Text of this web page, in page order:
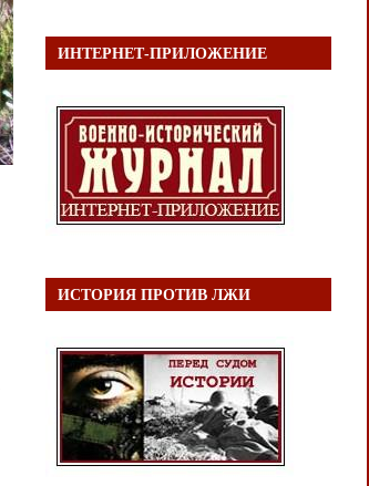
ИНТЕРНЕТ-ПРИЛОЖЕНИЕ
ИСТОРИЯ ПРОТИВ ЛЖИ